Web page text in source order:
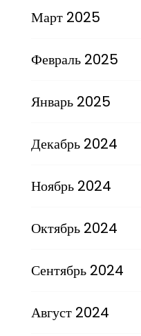
Март 2025
Февраль 2025
Январь 2025
Декабрь 2024
Ноябрь 2024
Октябрь 2024
Сентябрь 2024
Август 2024